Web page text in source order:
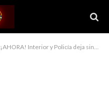
¡AHORA! Interior y Policía deja sin efecto medida que limita consumo y expendio de bebidas alcohólicas en Santo Domingo; a partir de este viernes establecimientos retomarán el horario regular